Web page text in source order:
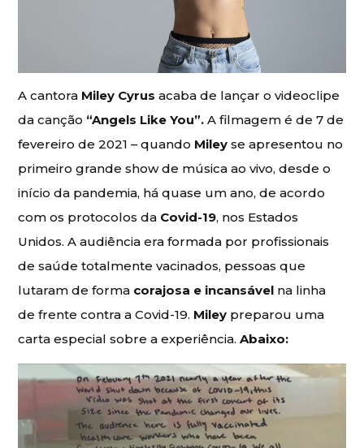
A cantora Miley Cyrus acaba de lançar o videoclipe
da canção “Angels Like You”. A filmagem é de 7 de
fevereiro de 2021 – quando Mileyse apresentou no
primeiro grande show de música ao vivo, desde o
início da pandemia, há quase um ano, de acordo
com os protocolos da Covid-19, nos Estados
Unidos. A audiência era formada por profissionais
de saúde totalmente vacinados, pessoas que
lutaram de forma corajosa e incansável na linha
de frente contra a Covid-19. Miley preparou uma
carta especial sobre a experiência.Abaixo: